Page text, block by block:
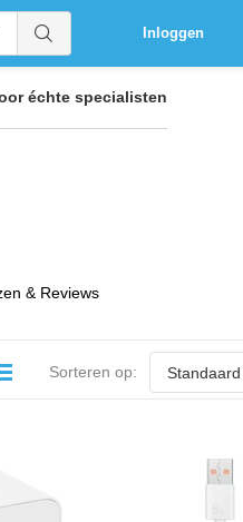
Inloggen
échte specialisten
& Reviews
Sorteren op: